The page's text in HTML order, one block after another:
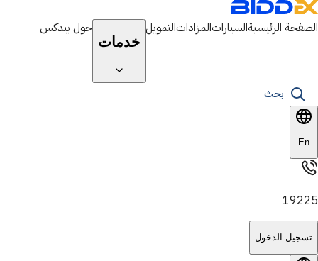
الصفحة الرئيسيةالسياراتالمزاداتالتمويل
خدمات
حول بيدكس
بحث
En
19225
تسجيل الدخول